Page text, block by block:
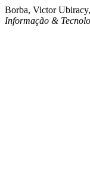
Borba, Victor
Informação &